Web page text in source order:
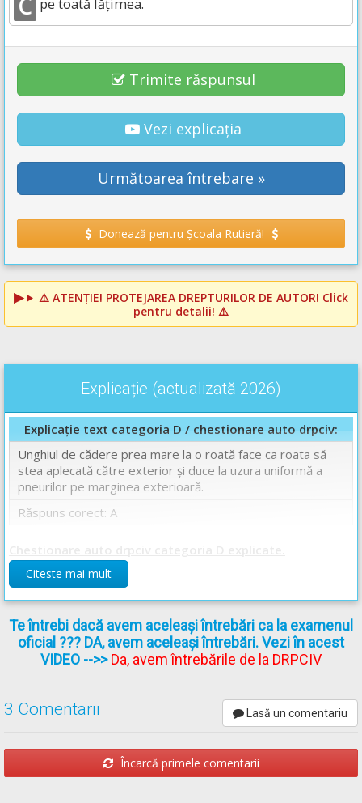
pe toată lăţimea.
Trimite răspunsul
Vezi explicația
Următoarea întrebare »
Donează pentru Școala Rutieră!
⚠️ ATENȚIE! PROTEJAREA DREPTURILOR DE AUTOR! Click
pentru detalii! ⚠️
Explicație (actualizată 2026)
Explicație text categoria D / chestionare auto drpciv:
Unghiul de cădere prea mare la o roată face ca roata să
stea aplecată către exterior și duce la uzura uniformă a
pneurilor pe marginea exterioară.
Răspuns corect: A
Citeste mai mult
Te întrebi dacă avem aceleași întrebări ca la examenul
oficial ??? DA, avem aceleași întrebări. Vezi în acest
VIDEO -->>Da, avem întrebările de la DRPCIV
3 Comentarii Lasă un comentariu
Încarcă primele comentarii